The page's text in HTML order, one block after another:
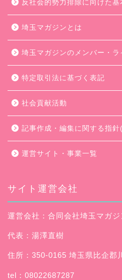
反社会的勢力排除に向けた基
埼玉マガジンとは
埼玉マガジンのメンバー・ラ
特定取引法に基づく表記
社会貢献活動
記事作成・編集に関する指
運営サイト・事業一覧
サイト運営会社
運営会社：合同会社埼玉マガジ
代表：湯澤直樹
住所：350-0165 埼玉県比企郡
tel：08022687287